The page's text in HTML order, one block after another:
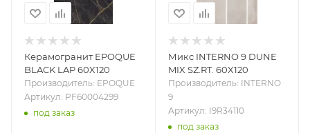
Керамогранит EPOQUE
BLACK LAP 60X120
Производитель: EPOQUE
Артикул: PF60004299
под заказ
Микс INTERNO 9 DUNE
MIX SZ.RT. 60X120
Производитель: INTERNO
9
Артикул: I9R34110
под заказ